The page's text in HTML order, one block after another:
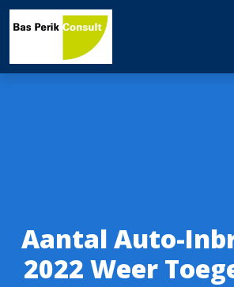
Aantal Auto-
2022 Weer